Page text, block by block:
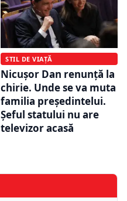
STIL DE VIAȚĂ
Nicușor Dan renunță la
chirie. Unde se va muta
familia președintelui.
Șeful statului nu are
televizor acasă